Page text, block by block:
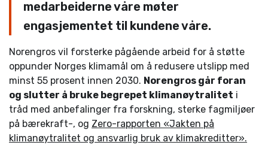
medarbeiderne våre møter
engasjementet til kundene våre.
Norengros vil forsterke pågående arbeid for å støtte
oppunder Norges klimamål om å redusere utslipp med
minst 55 prosent innen 2030. Norengros går foran
og slutter å bruke begrepet klimanøytralitet i
tråd med anbefalinger fra forskning, sterke fagmiljøer
på bærekraft-, og Zero-rapporten «Jakten på
klimanøytralitet og ansvarlig bruk av klimakreditter».